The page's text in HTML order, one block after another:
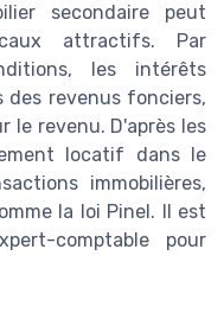
secondaire peut
attractifs. Par
les intérêts
revenus fonciers,
le revenu. D'après les
locatif dans le
immobilières,
la loi Pinel. Il est
comptable pour